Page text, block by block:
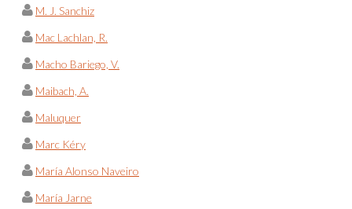
M. J. Sanchiz
Mac Lachlan, R.
Macho Bariego, V.
Maibach, A.
Maluquer
Marc Kéry
María Alonso Naveiro
María Jarne